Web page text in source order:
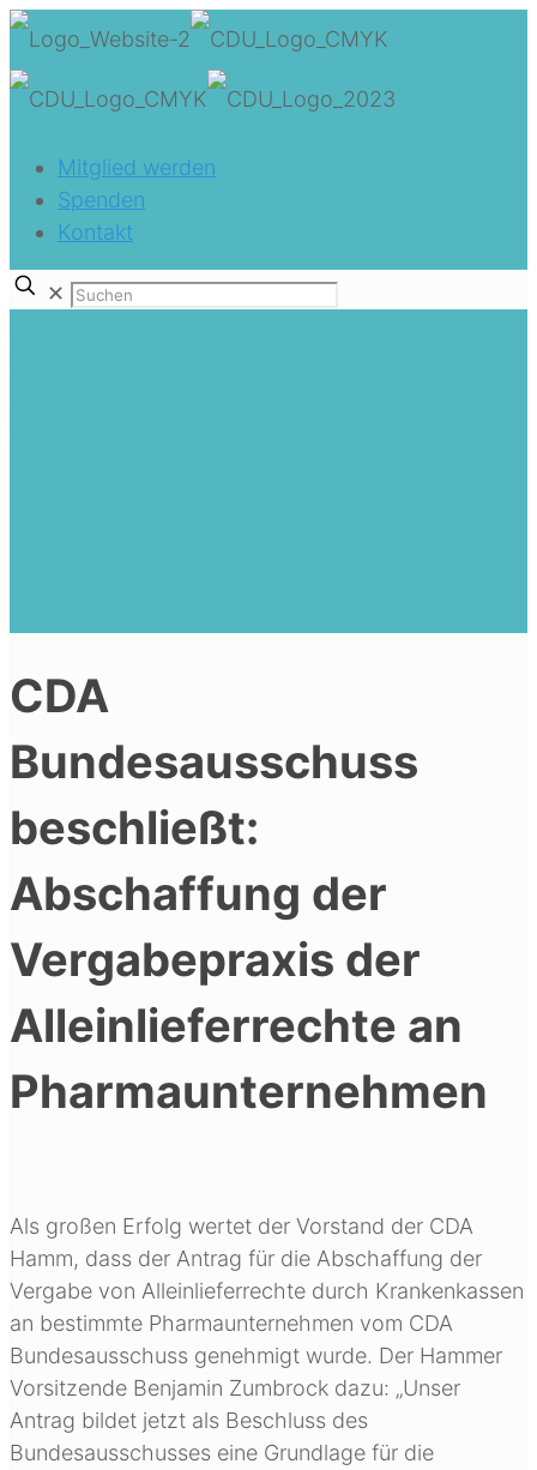
Mitglied werden
Spenden
Kontakt
✕
CDA
Bundesausschuss
beschließt:
Abschaffung der
Vergabepraxis der
Alleinlieferrechte an
Pharmaunternehmen
Als großen Erfolg wertet der Vorstand der CDA
Hamm, dass der Antrag für die Abschaffung der
Vergabe von Alleinlieferrechte durch Krankenkassen
an bestimmte Pharmaunternehmen vom CDA
Bundesausschuss genehmigt wurde. Der Hammer
Vorsitzende Benjamin Zumbrock dazu: „Unser
Antrag bildet jetzt als Beschluss des
Bundesausschusses eine Grundlage für die